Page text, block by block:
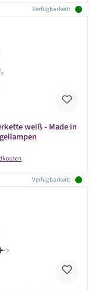
Verfügbarkeit:
weiß - Made in
Verfügbarkeit: